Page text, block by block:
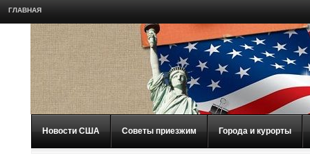
ГЛАВНАЯ
Новости США Советы приезжим Города и курорты